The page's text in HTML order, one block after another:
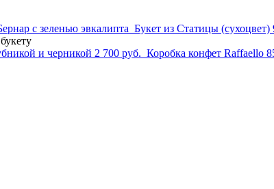
с зеленью эвкалипта Букет из Статицы (сухоцвет)
и черникой 2 700 руб. Коробка конфет Raffaello